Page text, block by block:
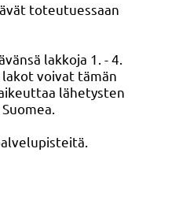
toteutuessaan
lakkoja 1. - 4.
voivat tämän
lähetysten